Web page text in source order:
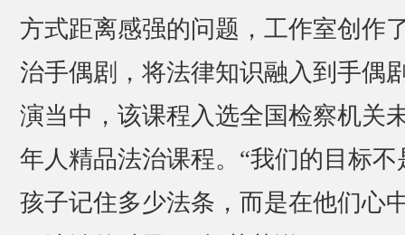
方式距离感强的问题，工作室创作
治手偶剧，将法律知识融入到手偶
演当中，该课程入选全国检察机关
年人精品法治课程。“我们的目标不
孩子记住多少法条，而是在他们心